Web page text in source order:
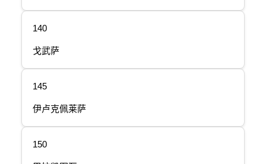
140
戈武萨
145
伊卢克佩莱萨
150